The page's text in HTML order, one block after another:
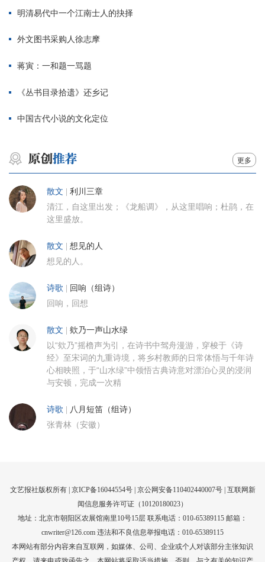
明清易代中一个江南士人的抉择
外文图书采购人徐志摩
蒋寅：一和题一骂题
《丛书目录拾遗》还乡记
中国古代小说的文化定位
更多
散文 利川三章
清江，自这里出发；《龙船调》，从这里唱响；杜鹃，在
这里盛放。
散文 想见的人
想见的人。
诗歌 回响（组诗）
回响，回想
散文 欸乃一声山水绿
以“欸乃”摇橹声为引，在诗书中驾舟漫游，穿梭于《诗
经》至宋词的九重诗境，将乡村教师的日常体悟与千年诗
心相映照，于“山水绿”中领悟古典诗意对漂泊心灵的浸润
与安顿，完成一次精
诗歌 八月短笛（组诗）
张青林（安徽）
文艺报社版权所有 | 京ICP备16044554号| 京公网安备110402440007号 | 互联网新
闻信息服务许可证（10120180023）
地址：北京市朝阳区农展馆南里10号15层 联系电话：010-65389115 邮箱：
cnwriter@126.com 违法和不良信息举报电话：010-65389115
本网站有部分内容来自互联网，如媒体、公司、企业或个人对该部分主张知识